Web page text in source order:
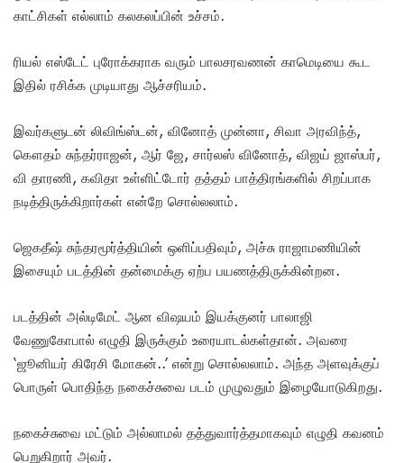
காட்சிகள் எல்லாம் கலகலப்பின் உச்சம்.
ரியல் எஸ்டேட் புரோக்கராக வரும் பாலசரவணன் காமெடியை கூட
இதில் ரசிக்க முடியாது ஆச்சரியம்.
இவர்களுடன் லிவிங்ஸ்டன், வினோத் முன்னா, சிவா அரவிந்த்,
கௌதம் சுந்தர்ராஜன், ஆர் ஜே, சார்லஸ் வினோத், விஜய் ஜாஸ்பர்,
வி தாரணி, கவிதா உள்ளிட்டோர் தத்தம் பாத்திரங்களில் சிறப்பாக
நடித்திருக்கிறார்கள் என்றே சொல்லலாம்.
ஜெகதீஷ் சுந்தரமூர்த்தியின் ஒளிப்பதிவும், அச்சு ராஜாமணியின்
இசையும் படத்தின் தன்மைக்கு ஏற்ப பயணத்திருக்கின்றன.
படத்தின் அல்டிமேட் ஆன விஷயம் இயக்குனர் பாலாஜி
வேணுகோபால் எழுதி இருக்கும் உரையாடல்கள்தான். அவரை
‘ஜூனியர் கிரேசி மோகன்..’ என்று சொல்லலாம். அந்த அளவுக்குப்
பொருள் பொதிந்த நகைச்சுவை படம் முழுவதும் இழையோடுகிறது.
நகைச்சுவை மட்டும் அல்லாமல் தத்துவார்த்தமாகவும் எழுதி கவனம்
பெறுகிறார் அவர்.